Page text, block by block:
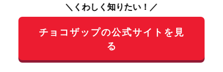
＼くわしく知りたい！／
チョコザップの公式サイトを見
る